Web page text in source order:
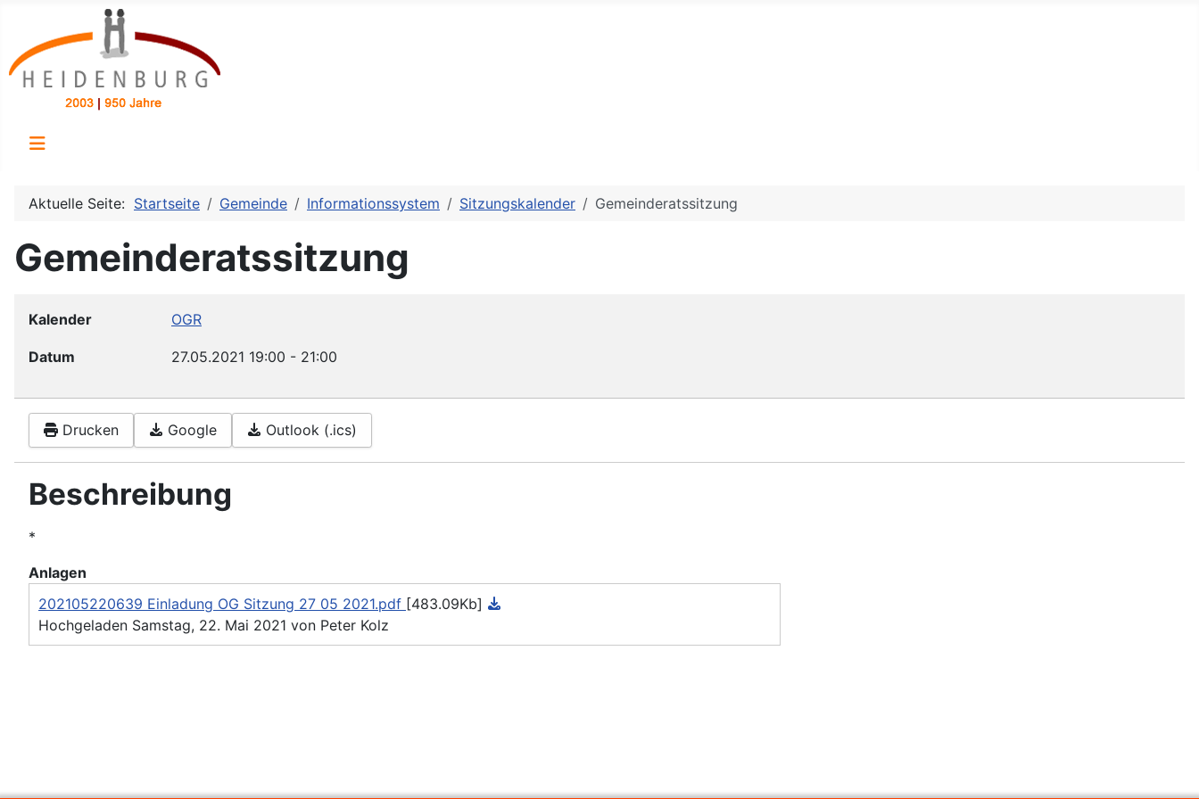
Aktuelle Seite: Startseite Gemeinde Informationssystem Sitzungskalender Gemeinderatssitzung
Gemeinderatssitzung
Kalender OGR
Datum 27.05.2021 19:00 - 21:00
Drucken Google Outlook (.ics)
Beschreibung
*
Anlagen
202105220639 Einladung OG Sitzung 27 05 2021.pdf [483.09Kb]
Hochgeladen Samstag, 22. Mai 2021 von Peter Kolz